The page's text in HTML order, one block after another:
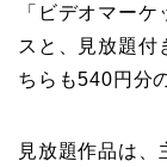
「ビデオマー
スと、見放題付
ちらも540円分
見放題作品は、